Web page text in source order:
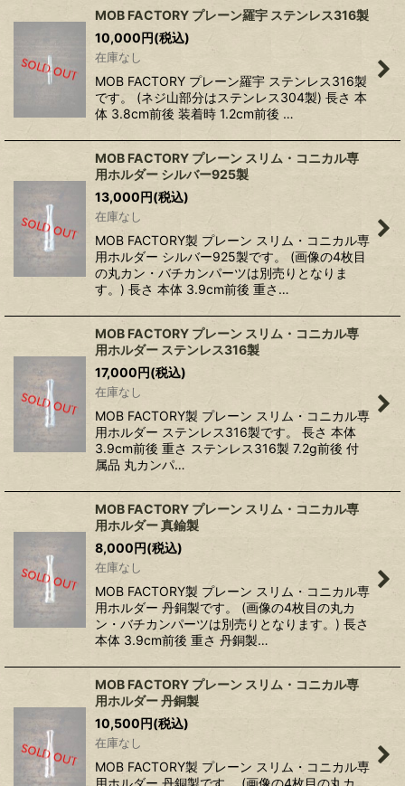
MOB FACTORY プレーン羅宇 ステンレス316製
10,000 円(税込)
在庫なし
MOB FACTORY プレーン羅宇 ステンレス316製
です。 (ネジ山部分はステンレス304製) 長さ 本
体 3.8cm前後 装着時 1.2cm前後 …
MOB FACTORY プレーン スリム・コニカル専
用ホルダー シルバー925製
13,000 円(税込)
在庫なし
MOB FACTORY製 プレーン スリム・コニカル専
用ホルダー シルバー925製です。 (画像の4枚目
の丸カン・バチカンパーツは別売りとなりま
す。) 長さ 本体 3.9cm前後 重さ…
MOB FACTORY プレーン スリム・コニカル専
用ホルダー ステンレス316製
17,000 円(税込)
在庫なし
MOB FACTORY製 プレーン スリム・コニカル専
用ホルダー ステンレス316製です。 長さ 本体
3.9cm前後 重さ ステンレス316製 7.2g前後 付
属品 丸カンパ…
MOB FACTORY プレーン スリム・コニカル専
用ホルダー 真鍮製
8,000 円(税込)
在庫なし
MOB FACTORY製 プレーン スリム・コニカル専
用ホルダー 丹銅製です。 (画像の4枚目の丸カ
ン・バチカンパーツは別売りとなります。) 長さ
本体 3.9cm前後 重さ 丹銅製…
MOB FACTORY プレーン スリム・コニカル専
用ホルダー 丹銅製
10,500 円(税込)
在庫なし
MOB FACTORY製 プレーン スリム・コニカル専